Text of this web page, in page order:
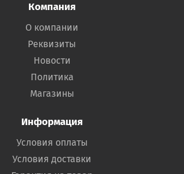
Компания
О компании
Реквизиты
Новости
Политика
Магазины
Информация
Условия оплаты
Условия доставки